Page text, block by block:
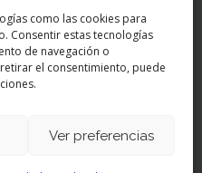
como las cookies para
Consentir estas tecnologías
de navegación o
el consentimiento, puede
Ver preferencias
cookies